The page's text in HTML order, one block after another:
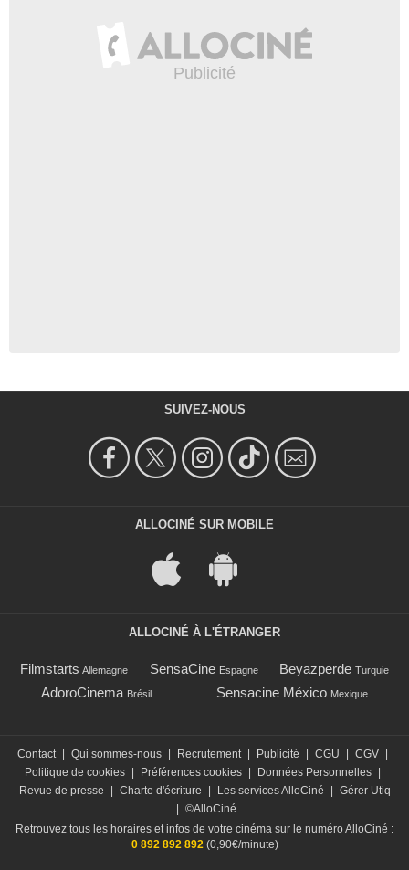
SUIVEZ-NOUS
ALLOCINÉ SUR MOBILE
ALLOCINÉ À L'ÉTRANGER
Filmstarts Allemagne SensaCine Espagne Beyazperde Turquie
AdoroCinema Brésil Sensacine México Mexique
Contact Qui sommes-nous Recrutement Publicité CGU CGV
Politique de cookies
Préférences cookies Données Personnelles
Revue de presse
Charte d'écriture Les services AlloCiné
Gérer Utiq
©AlloCiné
Retrouvez tous les horaires et infos de votre cinéma sur le numéro AlloCiné :
0 892 892 892(0,90€/minute)